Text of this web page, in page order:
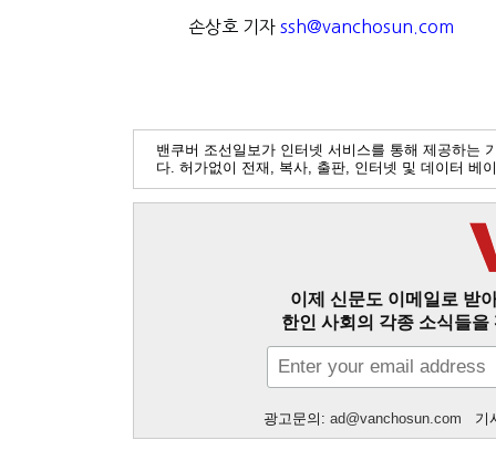
손상호 기자 ssh@vanchosun.com
밴쿠버 조선일보가 인터넷 서비스를 통해 제공하는
다. 허가없이 전재, 복사, 출판, 인터넷 및 데이터 베
이제 신문도 이메일로 받
한인 사회의 각종 소식들
광고문의: ad@vanchosun.com 기